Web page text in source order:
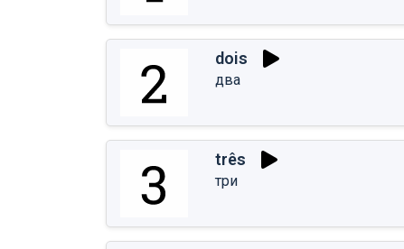
dois
два
três
три